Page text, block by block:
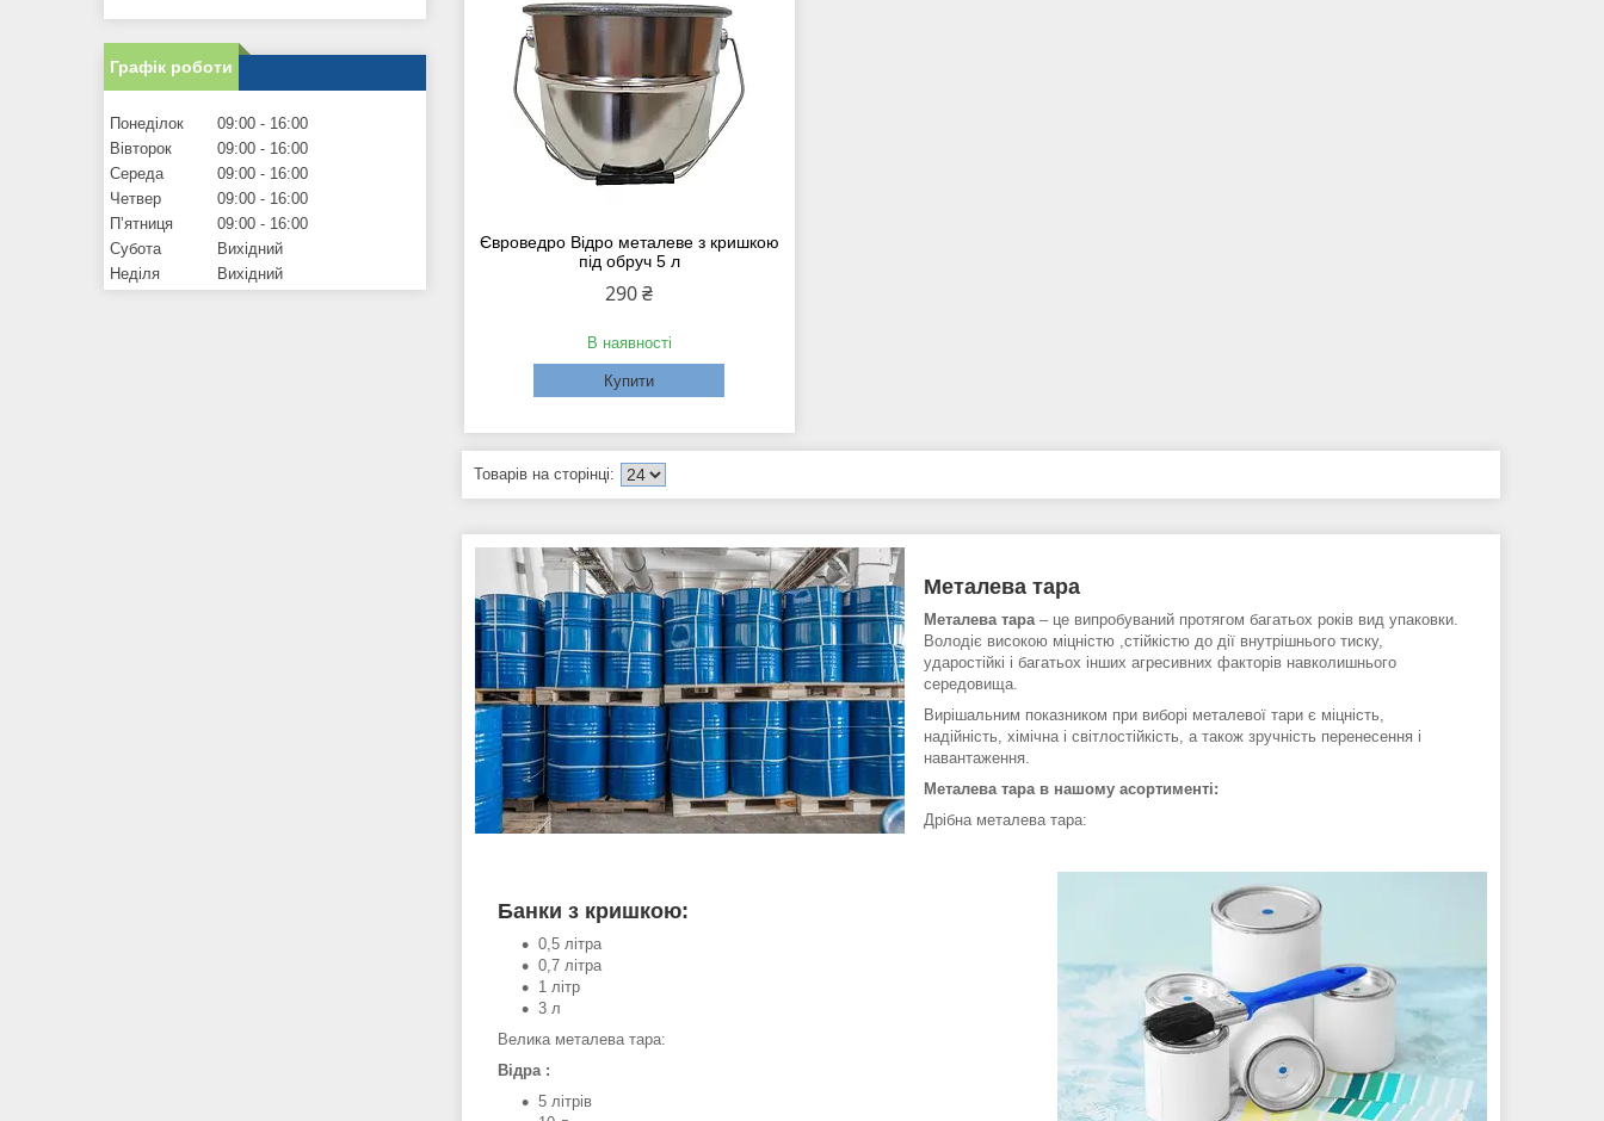
Євроведро Відро металеве з кришкою
під обруч 5 л
290 ₴
В наявності
Купити
Металева тара
Металева тара– це випробуваний протягом багатьох років вид упаковки.
Володіє високою міцністю ,стійкістю до дії внутрішнього тиску,
ударостійкі і багатьох інших агресивних факторів навколишнього
середовища.
Вирішальним показником при виборі металевої тари є міцність,
надійність, хімічна і світлостійкість, а також зручність перенесення і
навантаження.
Металева тара в нашому асортименті:
Дрібна металева тара:
Банки з кришкою:
0,5 літра
0,7 літра
1 літр
3 л
Велика металева тара:
Відра :
5 літрів
Графік роботи
Понеділок 09:00
16:00
Вівторок
09:00
16:00
Середа
09:00
16:00
Четвер
09:00
16:00
Пʼятниця
09:00
16:00
Субота
Вихідний
Неділя
Вихідний